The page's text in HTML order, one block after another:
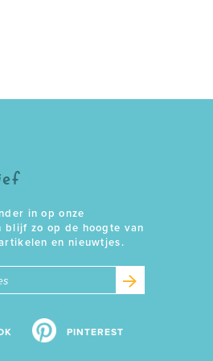
in op onze
blijf zo op de hoogte van
en nieuwtjes.
PINTEREST